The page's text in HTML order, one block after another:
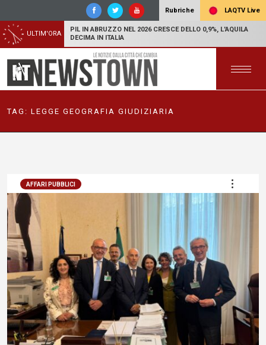
Rubriche LAQTV Live
ULTIM'ORA
PIL IN ABRUZZO NEL 2026 CRESCE DELLO 0,9%, L'AQUILA
DECIMA IN ITALIA
TAG: LEGGE GEOGRAFIA GIUDIZIARIA
AFFARI PUBBLICI